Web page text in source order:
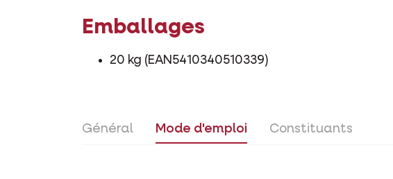
Emballages
20 kg (EAN5410340510339)
Général Mode d'emploi Constituants